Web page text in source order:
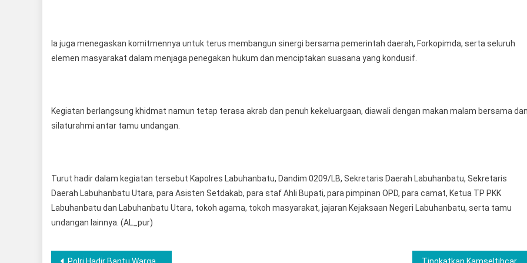
Ia juga menegaskan komitmennya untuk terus membangun sinergi bersama pemerintah daerah, Forkopimda, serta seluruh
elemen masyarakat dalam menjaga penegakan hukum dan menciptakan suasana yang kondusif.
Kegiatan berlangsung khidmat namun tetap terasa akrab dan penuh kekeluargaan, diawali dengan makan malam bersama
silaturahmi antar tamu undangan.
Turut hadir dalam kegiatan tersebut Kapolres Labuhanbatu, Dandim 0209/LB, Sekretaris Daerah Labuhanbatu, Sekretaris
Daerah Labuhanbatu Utara, para Asisten Setdakab, para staf Ahli Bupati, para pimpinan OPD, para camat, Ketua TP PKK
Labuhanbatu dan Labuhanbatu Utara, tokoh agama, tokoh masyarakat, jajaran Kejaksaan Negeri Labuhanbatu, serta tamu
undangan lainnya. (AL_pur)